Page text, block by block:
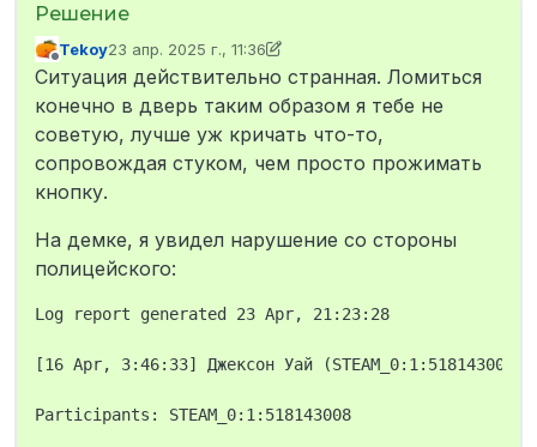
Не в сети
Tekoy23 апр. 2025 г., 11:36
отредактировано Tekoy
Ситуация действительно странная. Ломиться
конечно в дверь таким образом я тебе не
советую, лучше уж кричать что-то,
сопровождая стуком, чем просто прожимать
кнопку.
На демке, я увидел нарушение со стороны
полицейского:
Log report generated 23 Apr, 21:23:28
[16 Apr, 3:46:33] Джексон Уай